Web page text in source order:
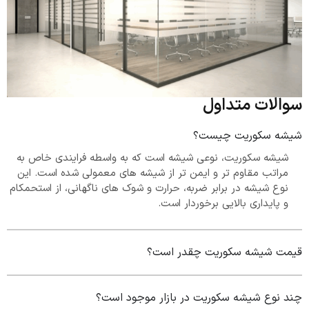
سوالات متداول
شیشه سکوریت چیست؟
شیشه سکوریت، نوعی شیشه است که به واسطه فرایندی خاص به
مراتب مقاوم تر و ایمن تر از شیشه های معمولی شده است. این
نوع شیشه در برابر ضربه، حرارت و شوک های ناگهانی، از استحمکام
و پایداری بالایی برخوردار است.
قیمت شیشه سکوریت چقدر است؟
چند نوع شیشه سکوریت در بازار موجود است؟